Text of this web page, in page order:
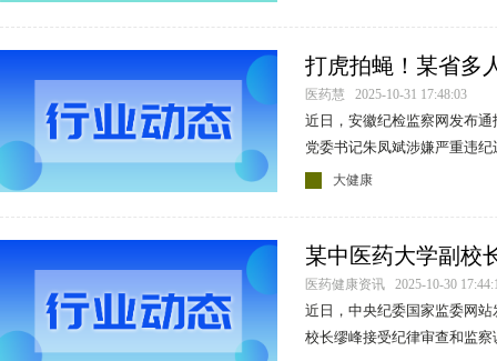
打虎拍蝇！某省多
中心
医药慧 2025-10-31 17:48:03
近日，安徽纪检监察网发布
党委书记朱凤斌涉嫌严重违
审查和监察调查。（蚌埠市
大健康
某中医药大学副校
医药健康资讯 2025-10-30
近日，中央纪委国家监委网
校长缪峰接受纪律审查和监察